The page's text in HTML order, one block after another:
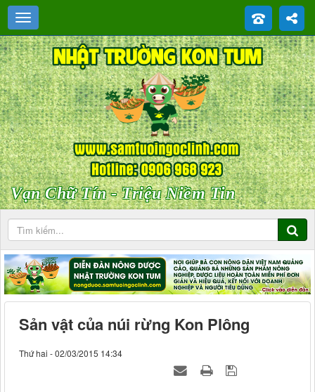
Vạn Chữ Tín - Triệu Niềm Tin
Sản vật của núi rừng Kon Plông
Thứ hai - 02/03/2015 14:34